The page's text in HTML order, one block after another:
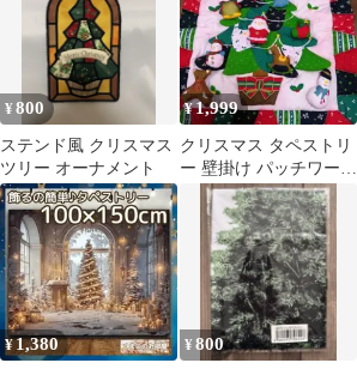
¥800
ステンド風 クリスマス
ツリー オーナメント
¥1,999
クリスマス タペストリ
ー 壁掛け パッチワーク
⚠色落ちしてます
¥1,380 ¥800